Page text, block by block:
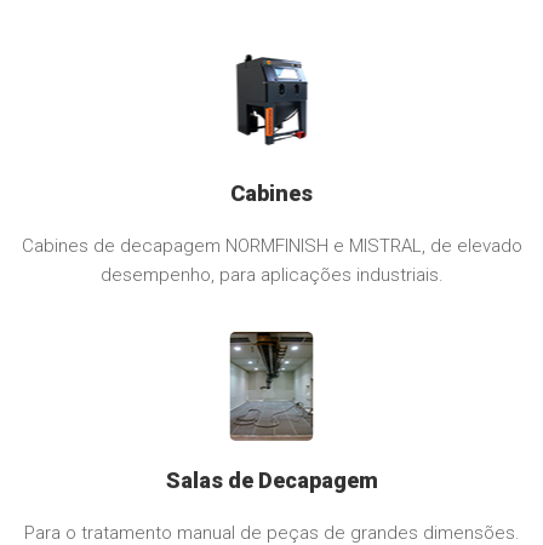
Cabines
Cabines de decapagem NORMFINISH e MISTRAL, de elevado
desempenho, para aplicações industriais.
Salas de Decapagem
Para o tratamento manual de peças de grandes dimensões.